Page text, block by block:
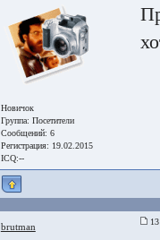
Новичок
Группа: Посетители
Сообщений: 6
Регистрация: 19.02.2015
ICQ:--
brutman 13